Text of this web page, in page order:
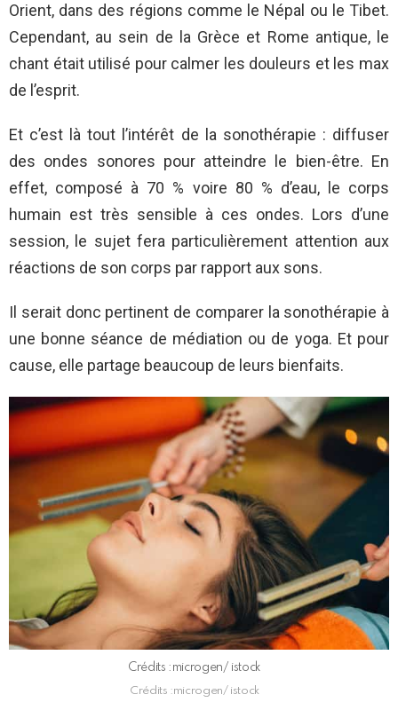
Orient, dans des régions comme le Népal ou le Tibet.
Cependant, au sein de la Grèce et Rome antique, le
chant était utilisé pour calmer les douleurs et les max
de l’esprit.
Et c’est là tout l’intérêt de la sonothérapie : diffuser
des ondes sonores pour atteindre le bien-être. En
effet, composé à 70 % voire 80 % d’eau, le corps
humain est très sensible à ces ondes. Lors d’une
session, le sujet fera particulièrement attention aux
réactions de son corps par rapport aux sons.
Il serait donc pertinent de comparer la sonothérapie à
une bonne séance de médiation ou de yoga. Et pour
cause, elle partage beaucoup de leurs bienfaits.
Crédits :microgen/ istock
Crédits :microgen/ istock